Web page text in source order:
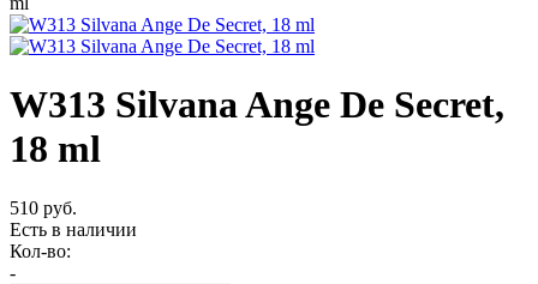
W313 Silvana Ange De Secret,
18 ml
510 руб.
Есть в наличии
Кол-во:
-